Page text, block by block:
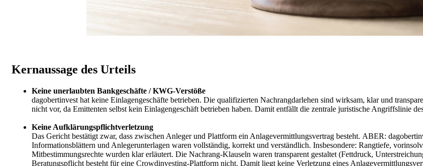
Kernaussage des Urteils
Keine unerlaubten Bankgeschäfte / KWG-Verstöße
dagobertinvest hat keine Einlagengeschäfte betrieben. Die qualifizierten Nachrangdarlehen sind wirksam, klar und
nicht vor, da Emittenten selbst kein Einlagengeschäft betrieben haben. Damit entfällt die zentrale juristische Angriffslinie
Keine Aufklärungspflichtverletzung
Das Gericht bestätigt zwar, dass zwischen Anleger und Plattform ein Anlagevermittlungsvertrag besteht. ABER:
Informationsblättern und Anlegerunterlagen waren vollständig, korrekt und verständlich. Insbesondere: Rangtiefe,
Mitbestimmungsrechte wurden klar erläutert. Die Nachrang-Klauseln waren transparent gestaltet (Fettdruck,
Beratungspflicht besteht für eine Crowdinvesting-Plattform nicht. Damit liegt keine Verletzung eines